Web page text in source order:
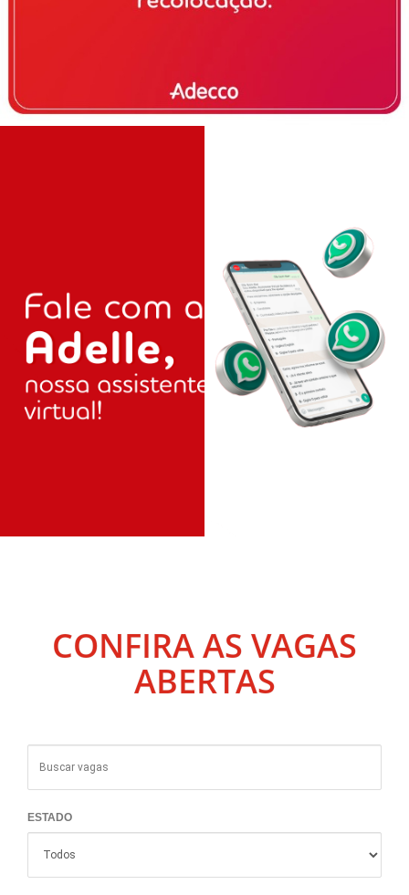
CONFIRA AS VAGAS
ABERTAS
ESTADO